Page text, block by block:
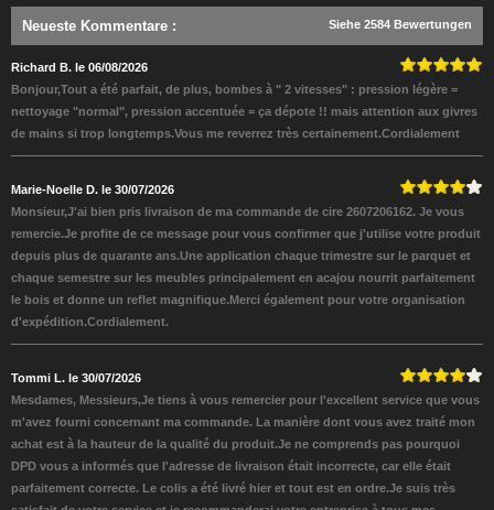
Neueste Kommentare : Siehe 2584 Bewertungen
Richard B. le 06/08/2026
Bonjour,Tout a été parfait, de plus, bombes à " 2 vitesses" : pression légère =
nettoyage "normal", pression accentuée = ça dépote !! mais attention aux givres
de mains si trop longtemps.Vous me reverrez très certainement.Cordialement
Marie-Noelle D. le 30/07/2026
Monsieur,J'ai bien pris livraison de ma commande de cire 2607206162. Je vous
remercie.Je profite de ce message pour vous confirmer que j'utilise votre produit
depuis plus de quarante ans.Une application chaque trimestre sur le parquet et
chaque semestre sur les meubles principalement en acajou nourrit parfaitement
le bois et donne un reflet magnifique.Merci également pour votre organisation
d'expédition.Cordialement.
Tommi L. le 30/07/2026
Mesdames, Messieurs,Je tiens à vous remercier pour l'excellent service que vous
m'avez fourni concernant ma commande. La manière dont vous avez traité mon
achat est à la hauteur de la qualité du produit.Je ne comprends pas pourquoi
DPD vous a informés que l'adresse de livraison était incorrecte, car elle était
parfaitement correcte. Le colis a été livré hier et tout est en ordre.Je suis très